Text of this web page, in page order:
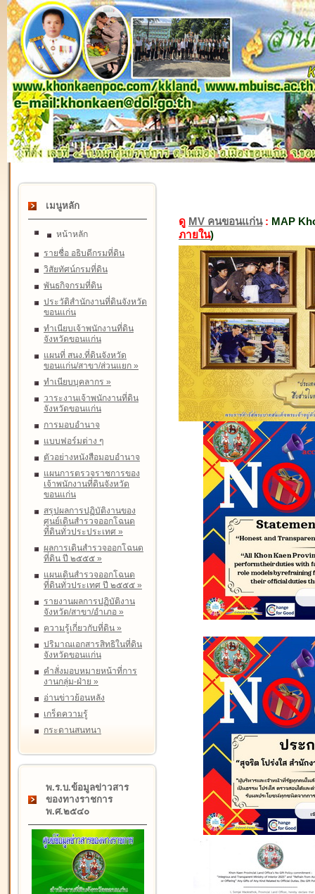
เมนูหลัก
หน้าหลัก
รายชื่อ อธิบดีกรมที่ดิน
วิสัยทัศน์กรมที่ดิน
พันธกิจกรมที่ดิน
ประวัติสำนักงานที่ดินจังหวัด
ขอนแก่น
ทำเนียบเจ้าพนักงานที่ดิน
จังหวัดขอนแก่น
แผนที่ สนง.ที่ดินจังหวัด
ขอนแก่น/สาขา/ส่วนแยก »
ทำเนียบบุคลากร »
วาระงานเจ้าพนักงานที่ดิน
จังหวัดขอนแก่น
การมอบอำนาจ
แบบฟอร์มต่าง ๆ
ตัวอย่างหนังสือมอบอำนาจ
แผนการตรวจราชการของ
เจ้าพนักงานที่ดินจังหวัด
ขอนแก่น
สรุปผลการปฏิบัติงานของ
ศูนย์เดินสำรวจออกโฉนด
ที่ดินทั่วประประเทศ »
ผลการเดินสำรวจออกโฉนด
ที่ดิน ปี ๒๕๕๕ »
แผนเดินสำรวจออกโฉนด
ที่ดินทั่วประเทศ ปี ๒๕๕๕ »
รายงานผลการปฏิบัติงาน
จังหวัด/สาขา/อำเภอ »
ความรู้เกี่ยวกับที่ดิน »
ปริมาณเอกสารสิทธิในที่ดิน
จังหวัดขอนแก่น
คำสั่งมอบหมายหน้าที่การ
งานกลุ่ม-ฝ่าย »
อ่านข่าวย้อนหลัง
เกร็ดความรู้
กระดานสนทนา
พ.ร.บ.ข้อมูลข่าวสาร
ของทางราชการ
พ.ศ.๒๕๔๐
ดู MV คนขอนแก่น: MAP
ภายใน)